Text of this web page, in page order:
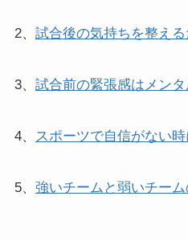
2、 試合後の気持ちを整える
3、 試合前の緊張感はメンタ
4、 スポーツで自信がない
5、 強いチームと弱いチー